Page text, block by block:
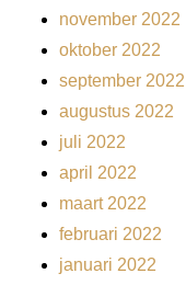
november 2022
oktober 2022
september 2022
augustus 2022
juli 2022
april 2022
maart 2022
februari 2022
januari 2022